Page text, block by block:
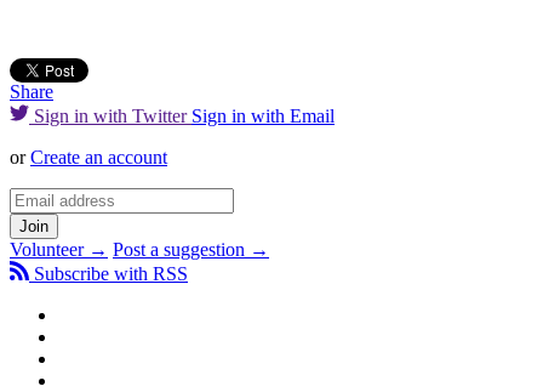
Share
Sign in with Twitter Sign in with Email
orCreate an account
Volunteer → Post a suggestion →
Subscribe with RSS